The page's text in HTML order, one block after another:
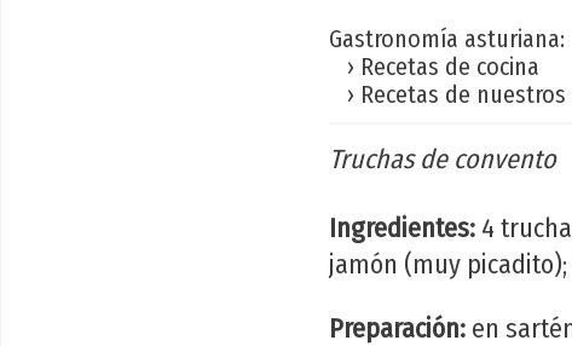
Gastronomía asturiana:
› Recetas de cocina
› Recetas de
Truchas de convento
Ingredientes: 4
jamón (muy
Preparación: en